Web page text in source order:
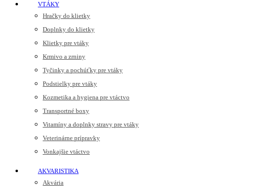
VTÁKY
Hračky do klietky
Doplnky do klietky
Klietky pre vtáky
Krmivo a zrniny
Tyčinky a pochúťky pre vtáky
Podstielky pre vtáky
Kozmetika a hygiena pre vtáctvo
Transportné boxy
Vitamíny a doplnky stravy pre vtáky
Veterinárne prípravky
Vonkajšie vtáctvo
AKVARISTIKA
Akvária